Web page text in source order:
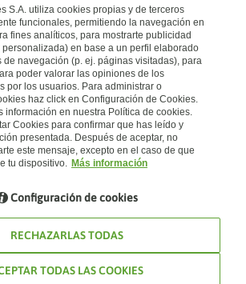
Corte inglés
S.A. utiliza cookies propias y de terceros
funcionales, permitiendo la navegación en
fines analíticos, para mostrarte publicidad
en base a un perfil elaborado
de navegación (p. ej. páginas visitadas), para
poder valorar las opiniones de los
por los usuarios. Para administrar o
haz click en Configuración de Cookies.
información en nuestra Política de cookies.
Cookies para confirmar que has leído y
presentada. Después de aceptar, no
este mensaje, excepto en el caso de que
tu dispositivo. Más información
Configuración de cookies
RECHAZARLAS TODAS
TODAS LAS COOKIES